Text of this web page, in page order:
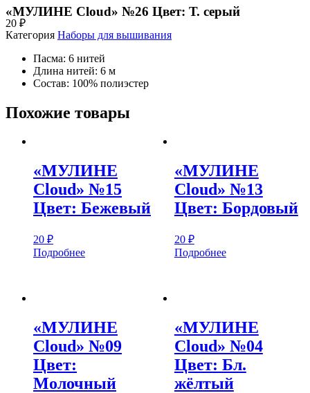
«МУЛИНЕ Cloud» №26 Цвет: Т. серый
20 ₽
Категория Наборы для вышивания
Пасма: 6 нитей
Длина нитей: 6 м
Состав: 100% полиэстер
Похожие товары
«МУЛИНЕ
Cloud» №15
Цвет: Бежевый
20 ₽
Подробнее
«МУЛИНЕ
Cloud» №13
Цвет: Бордовый
20 ₽
Подробнее
«МУЛИНЕ
Cloud» №09
Цвет:
Молочный
«МУЛИНЕ
Cloud» №04
Цвет: Бл.
жёлтый